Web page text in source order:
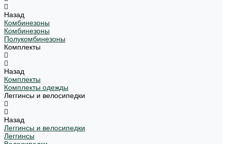
Назад
Комбинезоны
Комбинезоны
Полукомбинезоны
Комплекты
Назад
Комплекты
Комплекты одежды
Леггинсы и велосипедки
Назад
Леггинсы и велосипедки
Леггинсы